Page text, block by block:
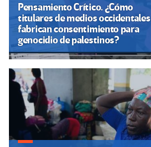
Pensamiento Crítico. ¿Cómo
titulares de medios occidentales
fabrican consentimiento para
genocidio de palestinos?